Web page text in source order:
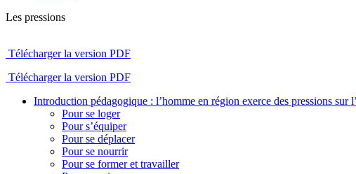
Les pressions
Télécharger la version PDF
Télécharger la version PDF
Introduction pédagogique : l’homme en région exerce des pressions sur
Pour se loger
Pour s’équiper
Pour se déplacer
Pour se nourrir
Pour se former et travailler